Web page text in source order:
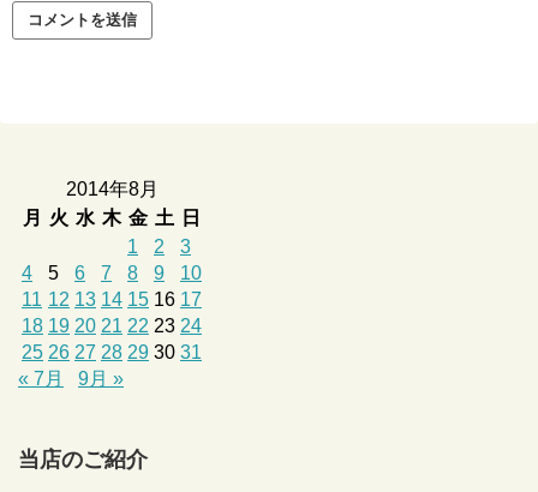
2014年8月
月
火 水 木 金 土
日
1
2
3
4
5 6 7 8 9
10
11 12 13 14 15 16 17
18 19 20 21 22 23 24
25 26 27 28 29 30 31
« 7月
9月 »
当店のご紹介